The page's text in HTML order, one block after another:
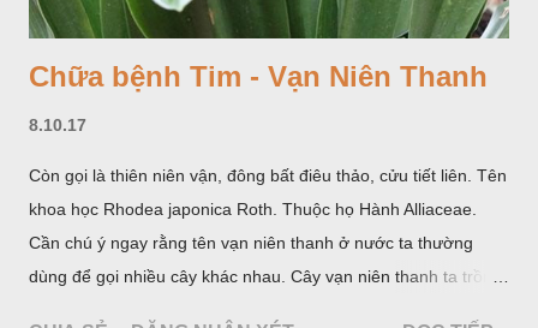
Chữa bệnh Tim - Vạn Niên Thanh
8.10.17
Còn gọi là thiên niên vận, đông bất điêu thảo, cửu tiết liên. Tên
khoa học Rhodea japonica Roth. Thuộc họ Hành Alliaceae.
Cần chú ý ngay rằng tên vạn niên thanh ở nước ta thường
dùng để gọi nhiều cây khác nhau. Cây vạn niên thanh ta trồng